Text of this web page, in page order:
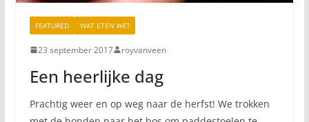
FEATURED WAT ETEN WE?
23 september 2017 royvanveen
Een heerlijke dag
Prachtig weer en op weg naar de herfst! We trokken